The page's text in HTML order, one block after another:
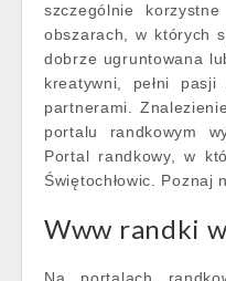
szczególnie
obszarach, w których
dobrze ugruntowana
kreatywni, pełni
partnerami.
portalu randkowym
Portal randkowy, w
Świętochłowic. Poznaj
Www randki